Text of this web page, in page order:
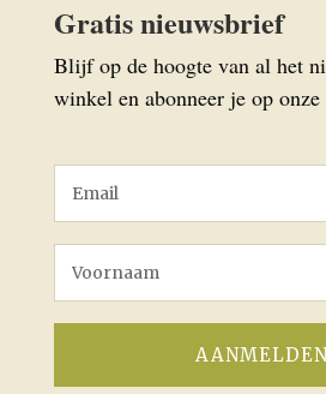
Gratis nieuwsbrief
Blijf op de hoogte van al het
winkel en abonneer je op